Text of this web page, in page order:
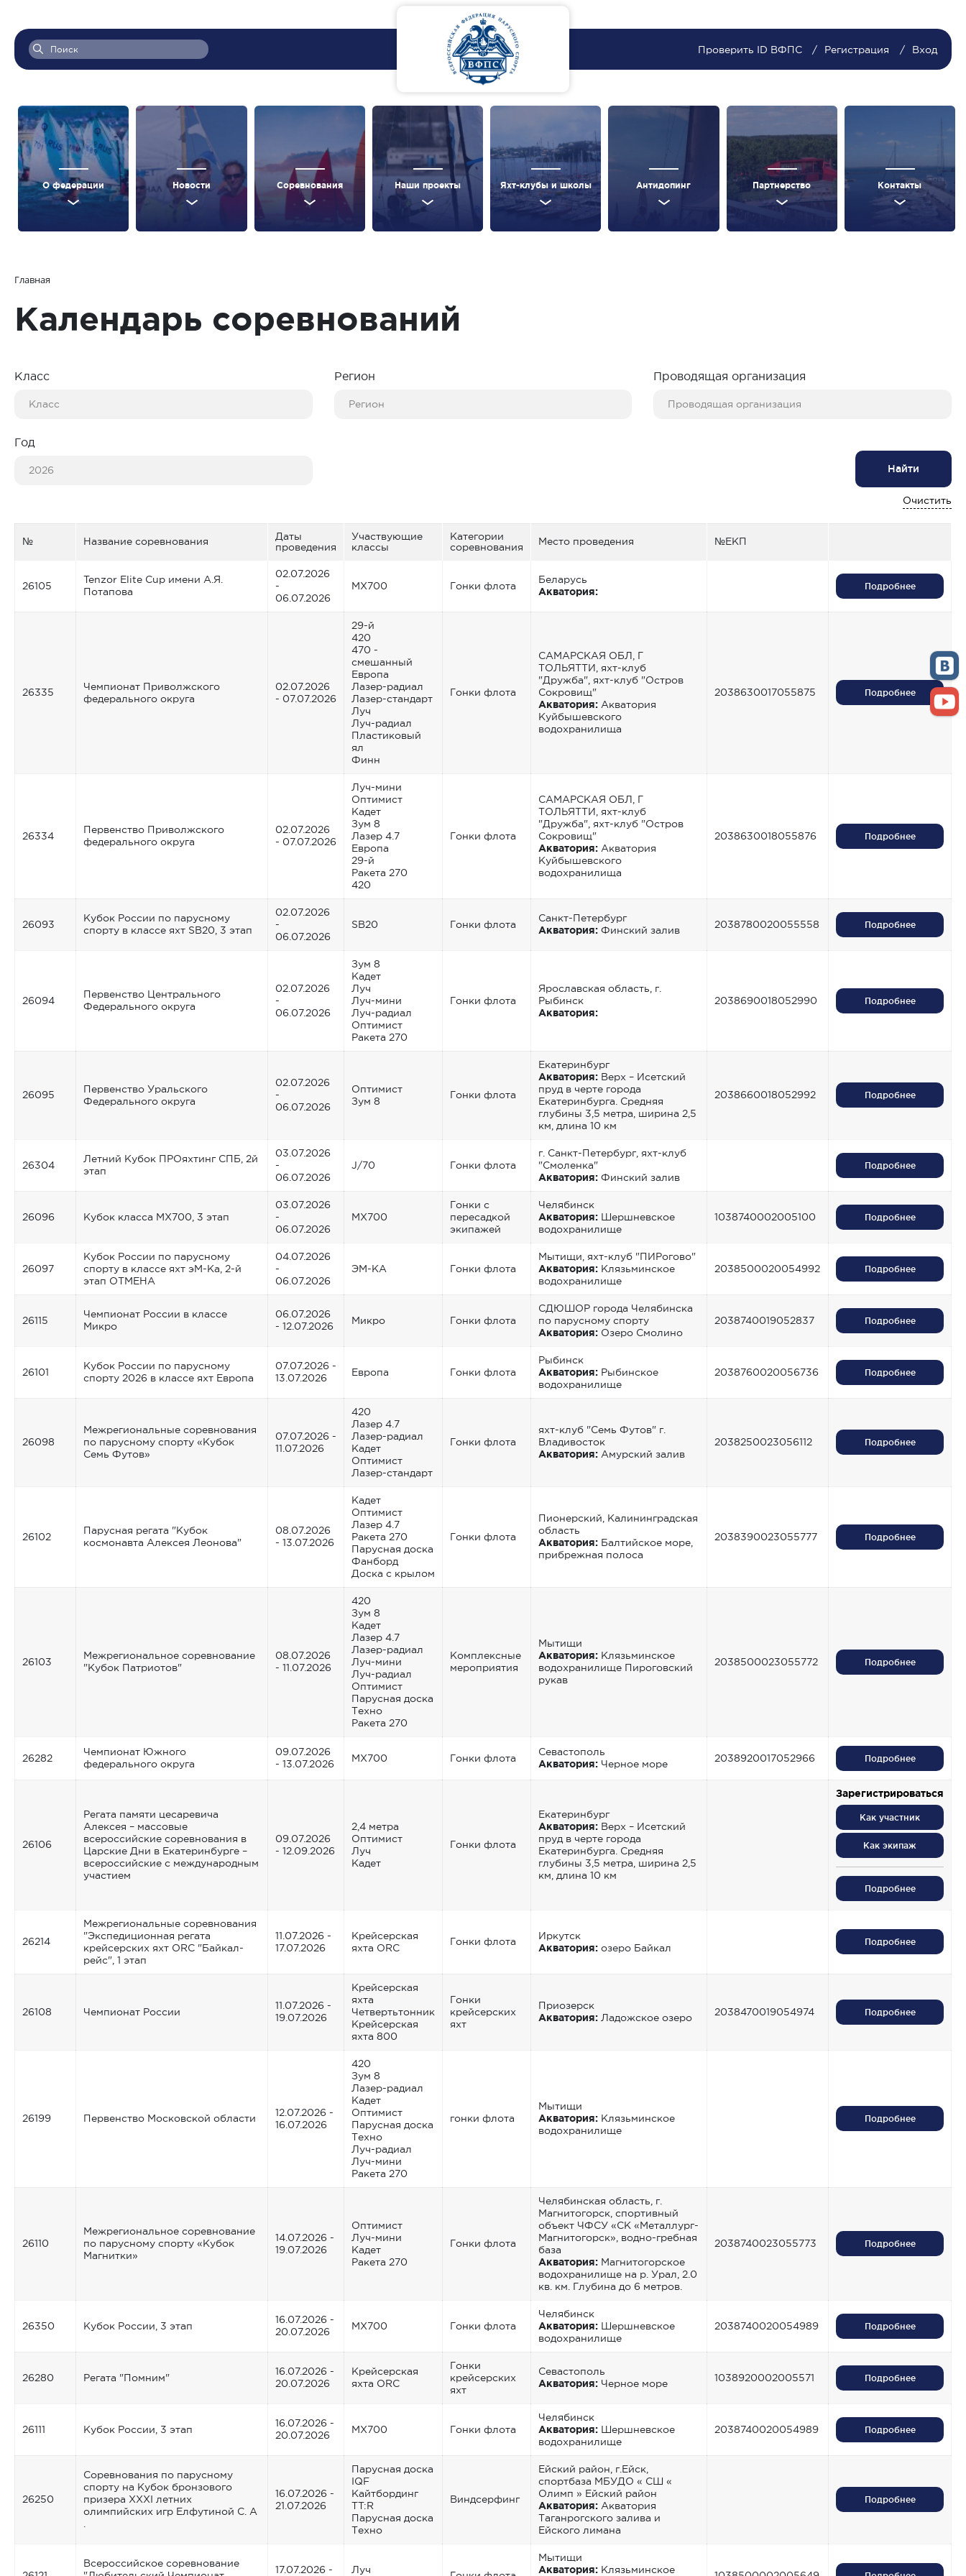
Проверить ID ВФПС Регистрация Вход
О федерации Новости Соревнования Наши проекты Яхт-клубы и школы Антидопинг Партнерство Контакты
Главная
Календарь соревнований
Класс Регион Проводящая организация
Год
Найти
Очистить
№ Название соревнования
Даты
проведения
Участвующие
классы
Категории
соревнования
Место проведения №ЕКП
26105
Tenzor Elite Сup имени А.Я.
Потапова
02.07.2026
-
06.07.2026
MX700 Гонки флота
Беларусь
Акватория:
Подробнее
26335
Чемпионат Приволжского
федерального округа
02.07.2026
- 07.07.2026
29-й
420
470 -
смешанный
Европа
Лазер-радиал
Лазер-стандарт
Луч
Луч-радиал
Пластиковый
ял
Финн
Гонки флота
САМАРСКАЯ ОБЛ, Г
ТОЛЬЯТТИ, яхт-клуб
"Дружба", яхт-клуб "Остров
Сокровищ"
Акватория: Акватория
Куйбышевского
водохранилища
2038630017055875 Подробнее
26334
Первенство Приволжского
федерального округа
02.07.2026
- 07.07.2026
Луч-мини
Оптимист
Кадет
Зум 8
Лазер 4.7
Европа
29-й
Ракета 270
420
Гонки флота
САМАРСКАЯ ОБЛ, Г
ТОЛЬЯТТИ, яхт-клуб
"Дружба", яхт-клуб "Остров
Сокровищ"
Акватория: Акватория
Куйбышевского
водохранилища
2038630018055876 Подробнее
26093
Кубок России по парусному
спорту в классе яхт SB20, 3 этап
02.07.2026
-
06.07.2026
SB20 Гонки флота
Санкт-Петербург
Акватория: Финский залив 2038780020055558 Подробнее
26094
Первенство Центрального
Федерального округа
02.07.2026
-
06.07.2026
Зум 8
Кадет
Луч
Луч-мини
Луч-радиал
Оптимист
Ракета 270
Гонки флота
Ярославская область, г.
Рыбинск
Акватория:
2038690018052990 Подробнее
26095
Первенство Уральского
Федерального округа
02.07.2026
-
06.07.2026
Оптимист
Зум 8
Гонки флота
Екатеринбург
Акватория: Верх – Исетский
пруд в черте города
Екатеринбурга. Средняя
глубины 3,5 метра, ширина 2,5
км, длина 10 км
2038660018052992 Подробнее
26304
Летний Кубок ПРОяхтинг СПБ, 2й
этап
03.07.2026
-
06.07.2026
J/70 Гонки флота
г. Санкт-Петербург, яхт-клуб
"Смоленка"
Акватория: Финский залив
Подробнее
26096 Кубок класса MX700, 3 этап
03.07.2026
-
06.07.2026
MX700
Гонки с
пересадкой
экипажей
Челябинск
Акватория: Шершневское
водохранилище
1038740002005100 Подробнее
26097
Кубок России по парусному
спорту в классе яхт эМ-Ка, 2-й
этап ОТМЕНА
04.07.2026
-
06.07.2026
ЭМ-КА Гонки флота
Мытищи, яхт-клуб "ПИРогово"
Акватория: Клязьминское
водохранилище
2038500020054992 Подробнее
26115
Чемпионат России в классе
Микро
06.07.2026
- 12.07.2026
Микро Гонки флота
СДЮШОР города Челябинска
по парусному спорту
Акватория: Озеро Смолино
2038740019052837 Подробнее
26101
Кубок России по парусному
спорту 2026 в классе яхт Европа
07.07.2026 -
13.07.2026
Европа Гонки флота
Рыбинск
Акватория: Рыбинское
водохранилище
2038760020056736 Подробнее
26098
Межрегиональные соревнования
по парусному спорту «Кубок
Семь Футов»
07.07.2026 -
11.07.2026
420
Лазер 4.7
Лазер-радиал
Кадет
Оптимист
Лазер-стандарт
Гонки флота
яхт-клуб "Семь Футов" г.
Владивосток
Акватория: Амурский залив
2038250023056112 Подробнее
26102
Парусная регата "Кубок
космонавта Алексея Леонова"
08.07.2026
- 13.07.2026
Кадет
Оптимист
Лазер 4.7
Ракета 270
Парусная доска
Фанборд
Доска с крылом
Гонки флота
Пионерский, Калининградская
область
Акватория: Балтийское море,
прибрежная полоса
2038390023055777 Подробнее
26103
Межрегиональное соревнование
"Кубок Патриотов"
08.07.2026
- 11.07.2026
420
Зум 8
Кадет
Лазер 4.7
Лазер-радиал
Луч-мини
Луч-радиал
Оптимист
Парусная доска
Техно
Ракета 270
Комплексные
мероприятия
Мытищи
Акватория: Клязьминское
водохранилище Пироговский
рукав
2038500023055772 Подробнее
26282
Чемпионат Южного
федерального округа
09.07.2026
- 13.07.2026
MX700 Гонки флота
Севастополь
Акватория: Черное море 2038920017052966 Подробнее
26106
Регата памяти цесаревича
Алексея – массовые
всероссийские соревнования в
Царские Дни в Екатеринбурге –
всероссийские с международным
участием
09.07.2026
- 12.09.2026
2,4 метра
Оптимист
Луч
Кадет
Гонки флота
Екатеринбург
Акватория: Верх – Исетский
пруд в черте города
Екатеринбурга. Средняя
глубины 3,5 метра, ширина 2,5
км, длина 10 км
Зарегистрироваться
Как участник
Как экипаж
Подробнее
26214
Межрегиональные соревнования
"Экспедиционная регата
крейсерских яхт ORC "Байкал-
рейс", 1 этап
11.07.2026 -
17.07.2026
Крейсерская
яхта ORC
Гонки флота
Иркутск
Акватория: озеро Байкал
Подробнее
26108 Чемпионат России
11.07.2026 -
19.07.2026
Крейсерская
яхта
Четвертьтонник
Крейсерская
яхта 800
Гонки
крейсерских
яхт
Приозерск
Акватория: Ладожское озеро 2038470019054974 Подробнее
26199 Первенство Московской области
12.07.2026 -
16.07.2026
420
Зум 8
Лазер-радиал
Кадет
Оптимист
Парусная доска
Техно
Луч-радиал
Луч-мини
Ракета 270
гонки флота
Мытищи
Акватория: Клязьминское
водохранилище
Подробнее
26110
Межрегиональное соревнование
по парусному спорту «Кубок
Магнитки»
14.07.2026 -
19.07.2026
Оптимист
Луч-мини
Кадет
Ракета 270
Гонки флота
Челябинская область, г.
Магнитогорск, спортивный
объект ЧФСУ «СК «Металлург-
Магнитогорск», водно-гребная
база
Акватория: Магнитогорское
водохранилище на р. Урал, 2.0
кв. км. Глубина до 6 метров.
2038740023055773 Подробнее
26350 Кубок России, 3 этап
16.07.2026 -
20.07.2026
MX700 Гонки флота
Челябинск
Акватория: Шершневское
водохранилище
2038740020054989 Подробнее
26280 Регата "Помним"
16.07.2026 -
20.07.2026
Крейсерская
яхта ORC
Гонки
крейсерских
яхт
Севастополь
Акватория: Черное море 1038920002005571 Подробнее
26111 Кубок России, 3 этап
16.07.2026 -
20.07.2026
MX700 Гонки флота
Челябинск
Акватория: Шершневское
водохранилище
2038740020054989 Подробнее
26250
Соревнования по парусному
спорту на Кубок бронзового
призера XXXI летних
олимпийских игр Елфутиной С. А
16.07.2026 -
21.07.2026
Парусная доска
IQF
Кайтбординг
TT:R
Парусная доска
Техно
Виндсерфинг
Ейский район, г.Ейск,
спортбаза МБУДО « СШ «
Олимп » Ейский район
Акватория: Акватория
Таганрогского залива и
Ейского лимана
Подробнее
Всероссийское соревнование
17.07.2026 -
Луч
Мытищи
Акватория: Клязьминское